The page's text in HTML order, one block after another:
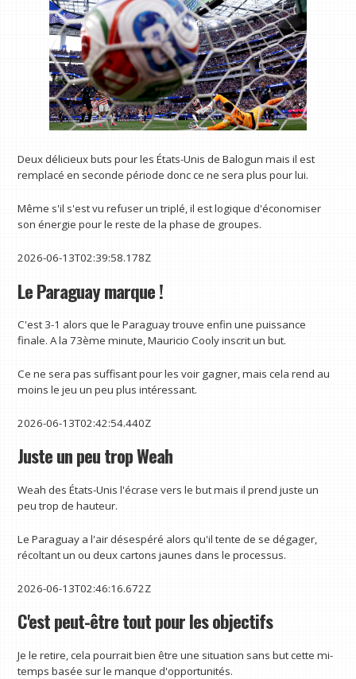
Deux délicieux buts pour les États-Unis de Balogun mais il est
remplacé en seconde période donc ce ne sera plus pour lui.
Même s'il s'est vu refuser un triplé, il est logique d'économiser
son énergie pour le reste de la phase de groupes.
2026-06-13T02:39:58.178Z
Le Paraguay marque !
C'est 3-1 alors que le Paraguay trouve enfin une puissance
finale. A la 73ème minute, Mauricio Cooly inscrit un but.
Ce ne sera pas suffisant pour les voir gagner, mais cela rend au
moins le jeu un peu plus intéressant.
2026-06-13T02:42:54.440Z
Juste un peu trop Weah
Weah des États-Unis l'écrase vers le but mais il prend juste un
peu trop de hauteur.
Le Paraguay a l'air désespéré alors qu'il tente de se dégager,
récoltant un ou deux cartons jaunes dans le processus.
2026-06-13T02:46:16.672Z
C'est peut-être tout pour les objectifs
Je le retire, cela pourrait bien être une situation sans but cette mi-
temps basée sur le manque d'opportunités.